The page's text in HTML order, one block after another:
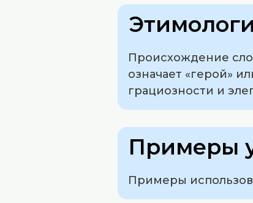
Происхождение
означает «герой»
грациозности и
Примеры
Примеры